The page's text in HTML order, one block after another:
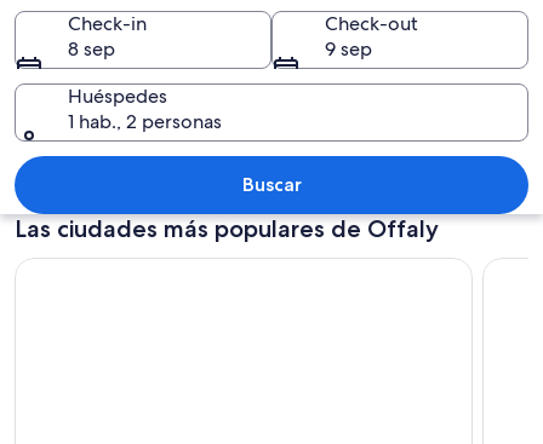
Una estructura de piedra histórica
Check-in
8 sep
Check-out
9 sep
Huéspedes
1 hab., 2 personas
Buscar
Las ciudades más populares de Offaly